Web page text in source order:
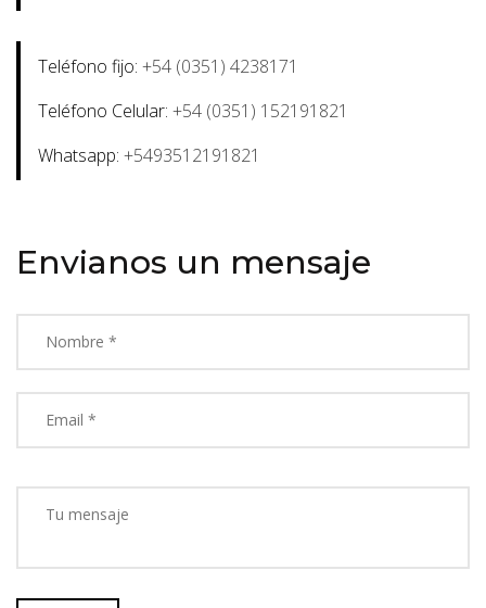
Teléfono fijo: +54 (0351) 4238171
Teléfono Celular: +54 (0351) 152191821
Whatsapp: +5493512191821
Envianos un mensaje